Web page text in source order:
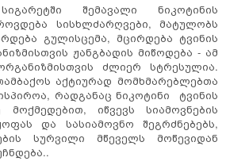
შემავალი ნიკოტინის
სისხლძარღვები, მატულობს
გულისცემა, მცირდება ტვინის
ჟანგბადის მიწოდება - ამ
ძლიერ სტრესულია.
აქტიურად მომხმარებლებთა
რადგანაც ნიკოტინი ტვინის
მოქმედებით, იწვევს სიამოვნების
და სასიამოვნო შეგრძნებებს,
სურვილი მწეველს მოწევიდან